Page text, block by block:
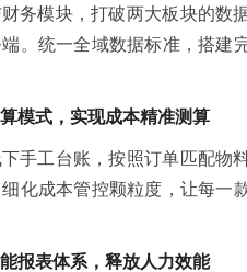
务模块，打破两大板块的数
。统一全域数据标准，搭建
模式，实现成本精准测算
手工台账，按照订单匹配物
化成本管控颗粒度，让每一
报表体系，释放人力效能